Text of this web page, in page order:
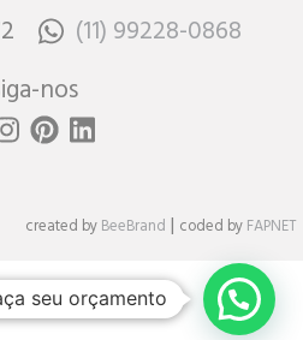
(11) 99228-0868
nos
created byBeeBrand | coded byFAPNET
seu orçamento